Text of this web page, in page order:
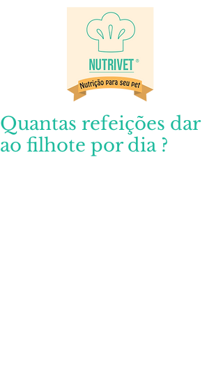
Quantas refeições dar
ao filhote por dia ?